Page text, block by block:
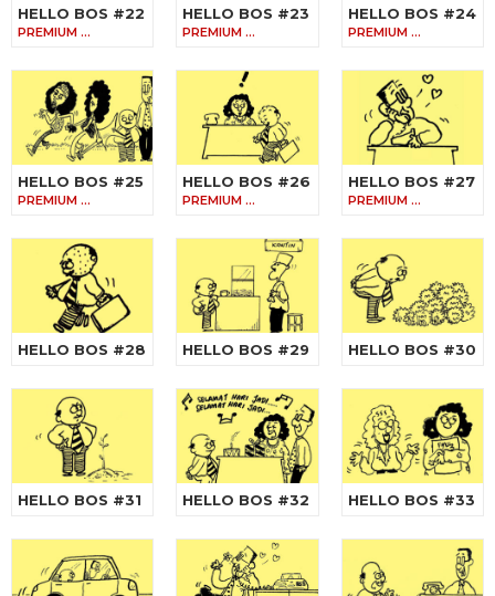
HELLO BOS #22
PREMIUM …
HELLO BOS #23
PREMIUM …
HELLO BOS #24
PREMIUM …
HELLO BOS #25
PREMIUM …
HELLO BOS #26
PREMIUM …
HELLO BOS #27
PREMIUM …
HELLO BOS #28 HELLO BOS #29 HELLO BOS #30
HELLO BOS #31 HELLO BOS #32 HELLO BOS #33